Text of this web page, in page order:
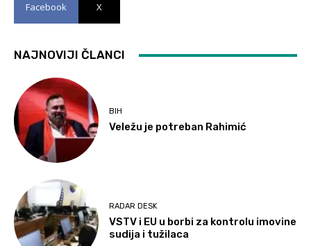
Facebook X
NAJNOVIJI ČLANCI
BIH
Veležu je potreban Rahimić
RADAR DESK
VSTV i EU u borbi za kontrolu imovine
sudija i tužilaca